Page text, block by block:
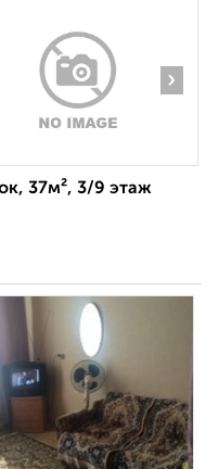
›
37м², 3/9 этаж